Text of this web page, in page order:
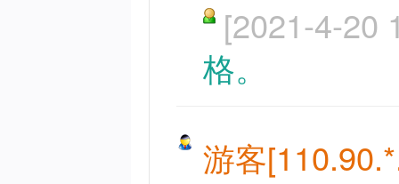
[2021-4-20
格。
游客